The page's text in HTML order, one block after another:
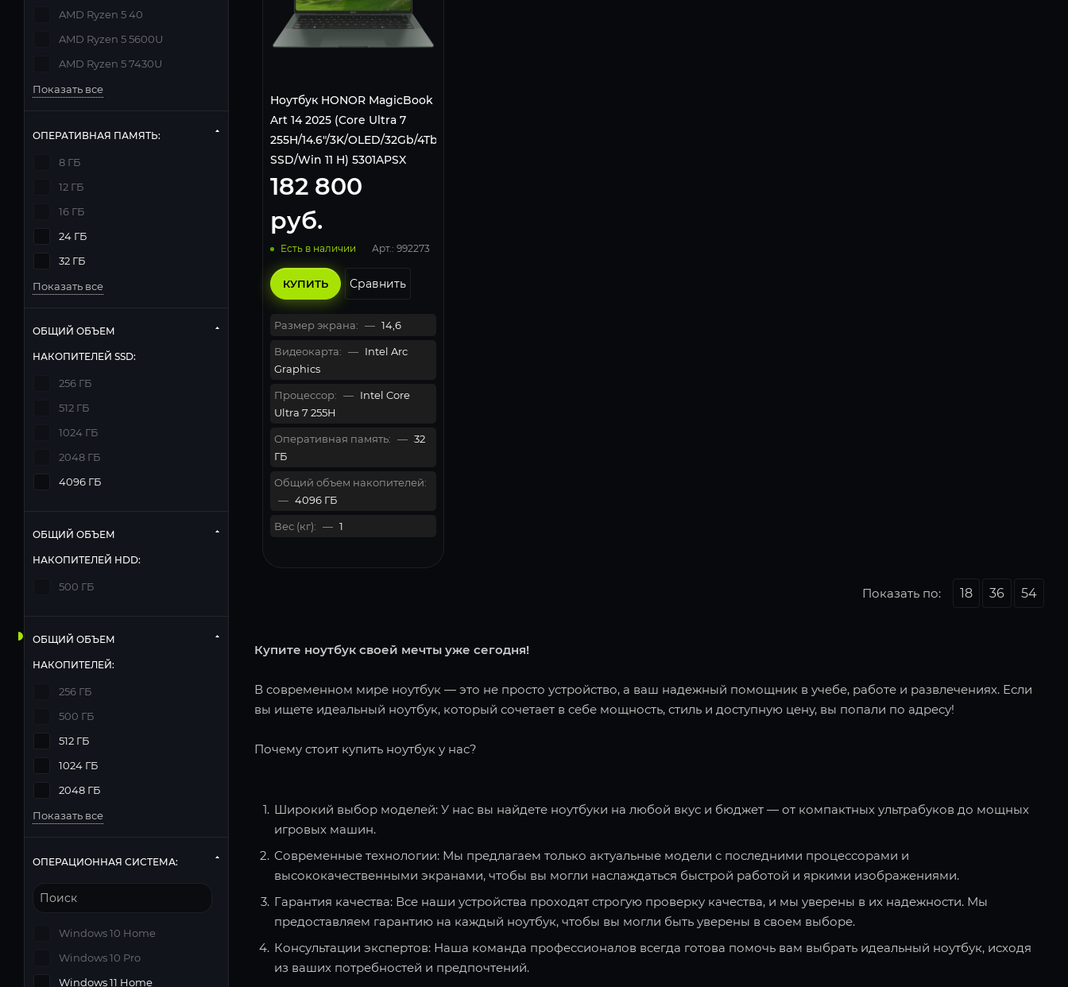
Ноутбук HONOR MagicBook
Art 14 2025 (Core Ultra 7
255H/14.6"/3K/OLED/32Gb/4Tb
SSD/Win 11 H) 5301APSX
Green
182 800
руб.
Есть в наличии Арт.: 992273
КУПИТЬ Сравнить
Размер экрана: — 14,6
Видеокарта: — Intel Arc
Graphics
Процессор: — Intel Core
Ultra 7 255H
Оперативная память: — 32
ГБ
Общий объем накопителей:
— 4096 ГБ
Вес (кг): — 1
Показать по: 18 36 54
Купите ноутбук своей мечты уже сегодня!
В современном мире ноутбук — это не просто устройство, а ваш надежный помощник в учебе, работе и развлечениях. Если
вы ищете идеальный ноутбук, который сочетает в себе мощность, стиль и доступную цену, вы попали по адресу!
Почему стоит купить ноутбук у нас?
Широкий выбор моделей: У нас вы найдете ноутбуки на любой вкус и бюджет — от компактных ультрабуков до мощных
игровых машин.
Современные технологии: Мы предлагаем только актуальные модели с последними процессорами и
высококачественными экранами, чтобы вы могли наслаждаться быстрой работой и яркими изображениями.
Гарантия качества: Все наши устройства проходят строгую проверку качества, и мы уверены в их надежности. Мы
предоставляем гарантию на каждый ноутбук, чтобы вы могли быть уверены в своем выборе.
Консультации экспертов: Наша команда профессионалов всегда готова помочь вам выбрать идеальный ноутбук, исходя
из ваших потребностей и предпочтений.
AMD Ryzen 5 40
AMD Ryzen 5 5600U
AMD Ryzen 5 7430U
Показать все
ОПЕРАТИВНАЯ ПАМЯТЬ:
8 ГБ
12 ГБ
16 ГБ
24 ГБ
32 ГБ
Показать все
ОБЩИЙ ОБЪЕМ
НАКОПИТЕЛЕЙ SSD:
256 ГБ
512 ГБ
1024 ГБ
2048 ГБ
4096 ГБ
ОБЩИЙ ОБЪЕМ
НАКОПИТЕЛЕЙ HDD:
500 ГБ
ОБЩИЙ ОБЪЕМ
НАКОПИТЕЛЕЙ:
256 ГБ
500 ГБ
512 ГБ
1024 ГБ
2048 ГБ
Показать все
ОПЕРАЦИОННАЯ СИСТЕМА:
Windows 10 Home
Windows 10 Pro
Windows 11 Home